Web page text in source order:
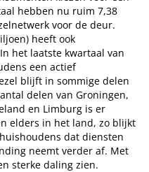
hebben nu ruim 7,38
voor de deur.
heeft ook
het laatste kwartaal van
een actief
blijft in sommige delen
delen van Groningen,
en Limburg is er
elders in het land, zo blijkt
dat diensten
neemt verder af. Met
sterke daling zien.